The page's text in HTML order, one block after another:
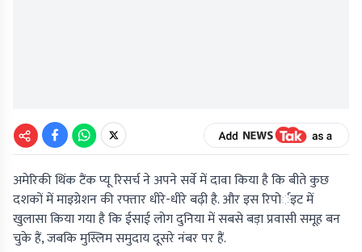
अमेरिकी थिंक टैंक प्यू रिसर्च ने अपने सर्वे में दावा किया है कि बीते कुछ
दशकों में माइग्रेशन की रफ्तार धीरे-धीरे बढ़ी है. और इस रिपोर्इट में
खुलासा किया गया है कि ईसाई लोग दुनिया में सबसे बड़ा प्रवासी समूह बन
चुके हैं, जबकि मुस्लिम समुदाय दूसरे नंबर पर हैं.